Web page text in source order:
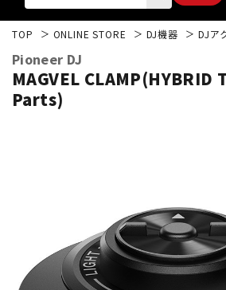
ドラム
TOP ONLINE STORE DJ機器 DJア
Pioneer DJ
MAGVEL CLAMP(HYBRID
Parts)